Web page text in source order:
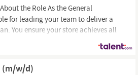
About the Role As the General
for leading your team to deliver a
You ensure your store achieves all
exceeding goals. You are the link
how it comes to life in your store.
through all...
(m/w/d)